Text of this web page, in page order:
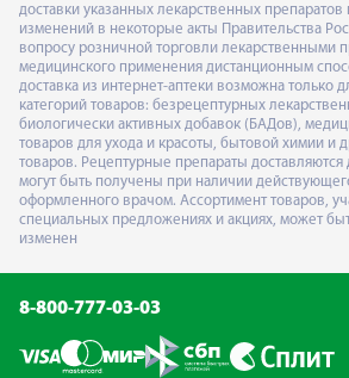
доставки указанных лекарственных
изменений в некоторые акты Правительства
вопросу розничной торговли лекарственными
медицинского применения дистанционным
доставка из интернет-аптеки возможна только
категорий товаров: безрецептурных
биологически активных добавок (БАДов),
товаров для ухода и красоты, бытовой химии и
товаров. Рецептурные препараты
могут быть получены при наличии
оформленного врачом. Ассортимент товаров,
специальных предложениях и акциях, может
изменен
8-800-777-03-03